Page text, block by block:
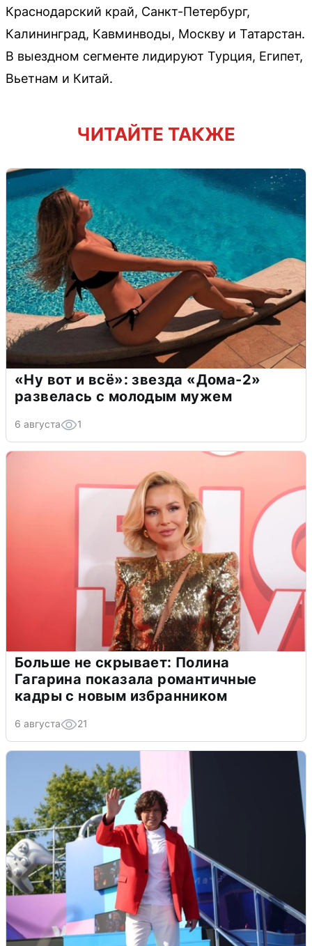
Краснодарский край, Санкт-Петербург,
Калининград, Кавминводы, Москву и Татарстан.
В выездном сегменте лидируют Турция, Египет,
Вьетнам и Китай.
ЧИТАЙТЕ ТАКЖЕ
«Ну вот и всё»: звезда «Дома-2»
развелась с молодым мужем
6 августа 1
Больше не скрывает: Полина
Гагарина показала романтичные
кадры с новым избранником
6 августа 21